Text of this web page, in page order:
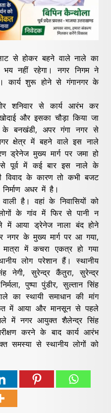
से होकर बहने वाले नाले का
नहीं रहेगा। नगर निगम ने
कार्य शुरू होने से गंगानगर के
शनिवार से कार्य आरंभ कर
और इसका चौड़ा किया जा
के बनखंडी, अपर गंगा नगर से
क्षेत्र में बहने वाले इस नाले
ड्रेनेज मुख्य मार्ग पर जमा हो
पूर्व में कई बार इस नाले के
विवाद के कारण तो कभी बजट
अधर में है।
है। वहां के निवासियों को
के गांव में फिर से पानी न
में आया ड्रेनेज नाला बंद होने
नगर के मुख्य मार्ग पर आ गया,
में कचरा एकत्र हो गया
लोग परेशान हैं। स्थानीय
नेगी, सुरेन्द्र कैंतुरा, सुरेन्द्र
पुष्पा पुंडीर, सुल्तान सिंह
का स्थायी समाधान की मांग
में आया और मानसून से पहले
में नगर आयुक्त शैलेन्द्र सिंह
करने के बाद कार्य आरंभ
समस्या से स्थानीय लोगों को